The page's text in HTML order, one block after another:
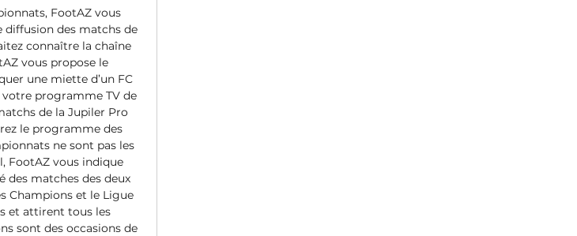
FootAZ vous
diffusion des matchs de
connaître la chaîne
vous propose le
une miette d’un FC
programme TV de
de la Jupiler Pro
le programme des
ne sont pas les
FootAZ vous indique
des matches des deux
Champions et le Ligue
et attirent tous les
sont des occasions de